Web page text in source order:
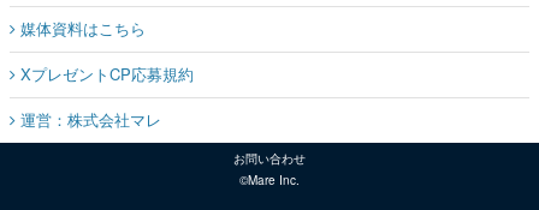
媒体資料はこちら
XプレゼントCP応募規約
運営：株式会社マレ
お問い合わせ
©Mare Inc.